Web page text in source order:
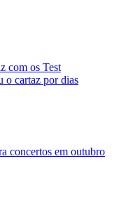
com os Test
o cartaz por dias
concertos em outubro